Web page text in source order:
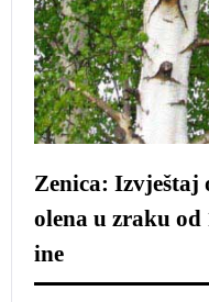
Zenica: Izvještaj
olena u zraku od
ine